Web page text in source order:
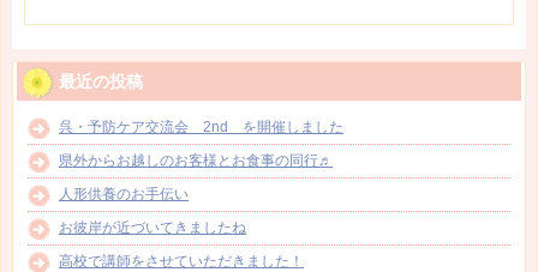
最近の投稿
呉・予防ケア交流会 2nd を開催しました
県外からお越しのお客様とお食事の同行♬
人形供養のお手伝い
お彼岸が近づいてきましたね
高校で講師をさせていただきました！